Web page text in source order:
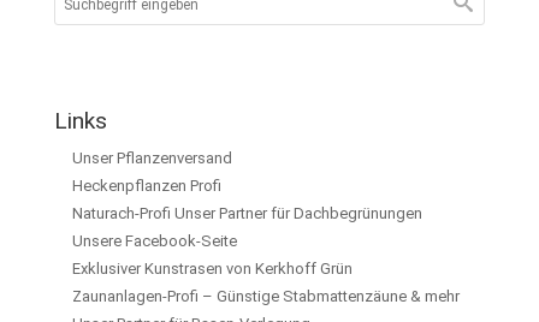
Links
Unser Pflanzenversand
Heckenpflanzen Profi
Naturach-Profi Unser Partner für Dachbegrünungen
Unsere Facebook-Seite
Exklusiver Kunstrasen von Kerkhoff Grün
Zaunanlagen-Profi – Günstige Stabmattenzäune & mehr